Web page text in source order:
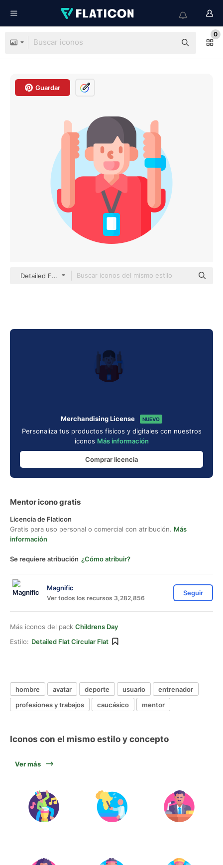
0
Guardar
Detailed Flat Circular Flat
Merchandising License NUEVO
Personaliza tus productos físicos y digitales con nuestros
iconos Más información
Comprar licencia
Mentor icono gratis
Licencia de Flaticon
Gratis para uso personal o comercial con atribución. Más
información
Se requiere atribución ¿Cómo atribuir?
Magnific
Ver todos los recursos 3,282,856
Seguir
Más iconos del pack Childrens Day
Estilo: Detailed Flat Circular Flat
hombre avatar deporte usuario
entrenador
profesiones y trabajos
caucásico mentor
Iconos con el mismo estilo y concepto
Ver más